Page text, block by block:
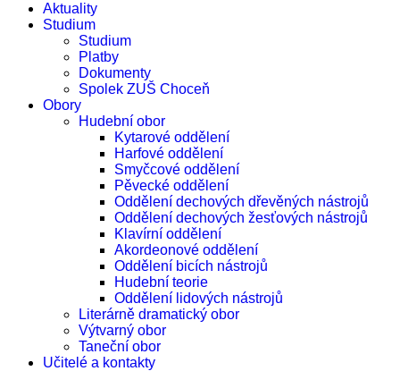
Aktuality
Studium
Studium
Platby
Dokumenty
Spolek ZUŠ Choceň
Obory
Hudební obor
Kytarové oddělení
Harfové oddělení
Smyčcové oddělení
Pěvecké oddělení
Oddělení dechových dřevěných nástrojů
Oddělení dechových žesťových nástrojů
Klavírní oddělení
Akordeonové oddělení
Oddělení bicích nástrojů
Hudební teorie
Oddělení lidových nástrojů
Literárně dramatický obor
Výtvarný obor
Taneční obor
Učitelé a kontakty